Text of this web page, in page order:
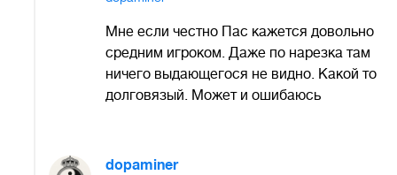
Мне если честно Пас кажется довольно
средним игроком. Даже по нарезка там
ничего выдающегося не видно. Какой то
долговязый. Может и ошибаюсь
dopaminer